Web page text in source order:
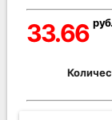
33.66